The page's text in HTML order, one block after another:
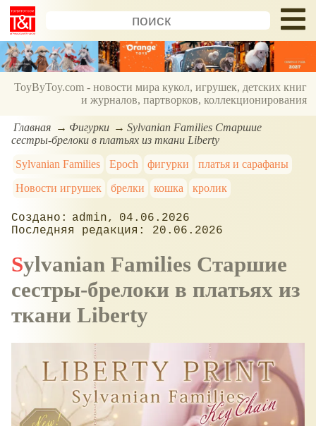
ToyByToy.com - новости мира кукол, игрушек, детских книг
и журналов, партворков, коллекционирования
Главная Фигурки
Sylvanian Families Старшие
сестры-брелоки в платьях из ткани Liberty
Sylvanian Families
Epoch фигурки
платья и сарафаны
Новости игрушек
брелки кошка кролик
admin
04.06.2026
20.06.2026
Sylvanian Families Старшие
сестры-брелоки в платьях из
ткани Liberty